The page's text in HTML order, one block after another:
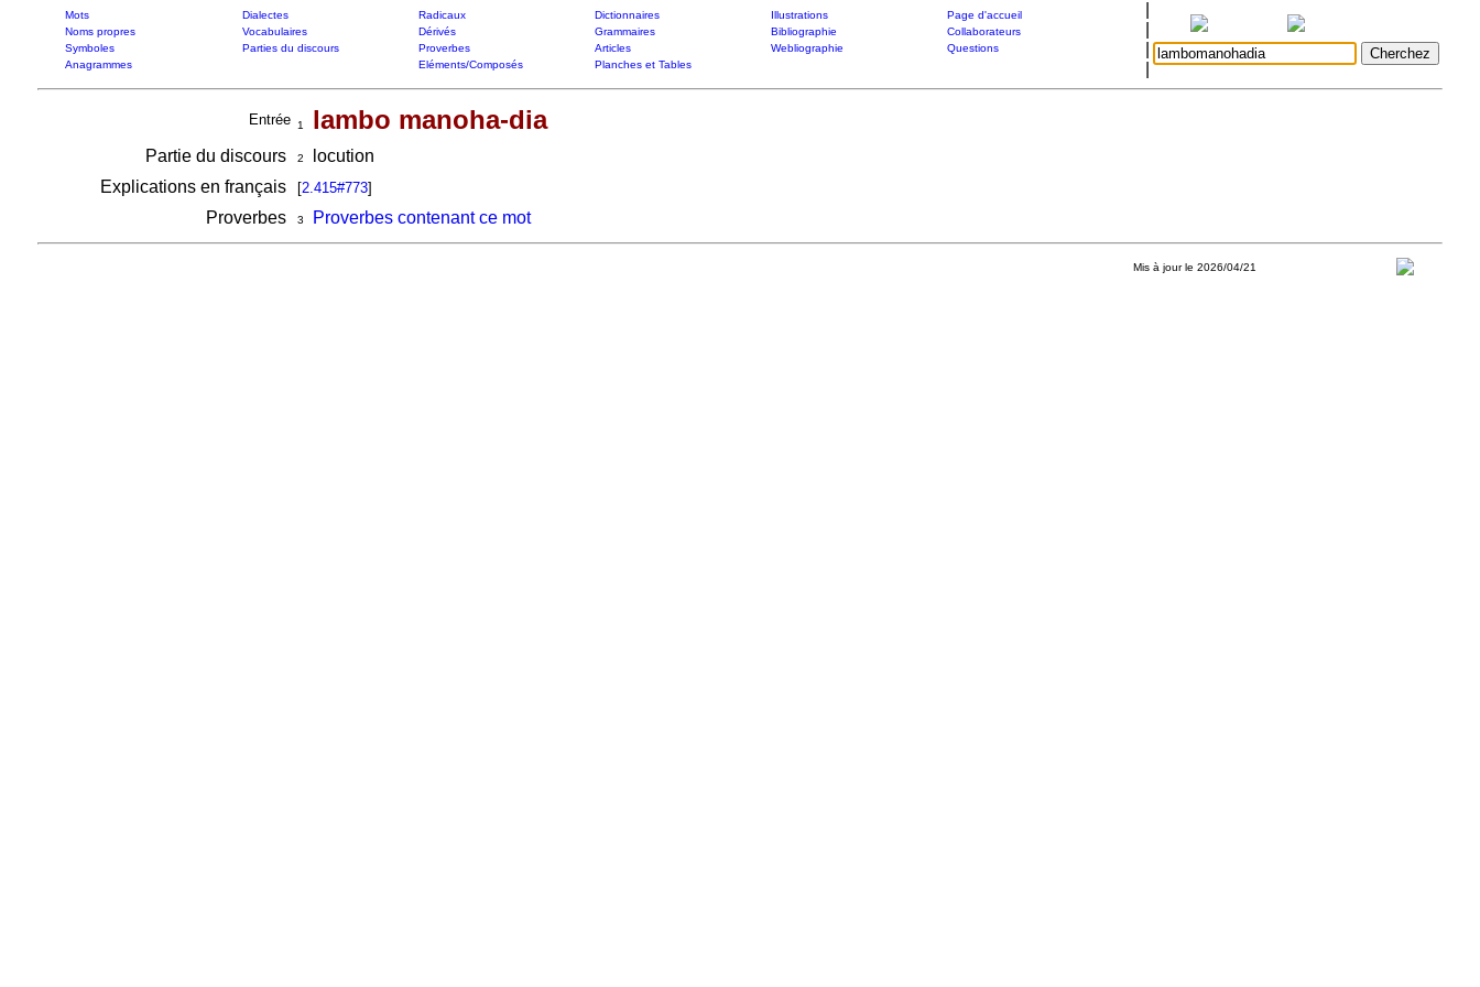
Mots Dialectes Radicaux Dictionnaires Illustrations
Page d'accueil
Noms propres
Vocabulaires Dérivés Grammaires Bibliographie
Collaborateurs
Symboles
Parties du discours Proverbes Articles Webliographie
Questions
Anagrammes
Eléments/Composés Planches et Tables
Entrée 1 lambo manoha-dia
Partie du discours 2
locution
Explications en français
[2.415#773]
Proverbes 3 Proverbes contenant ce mot
Mis à jour le 2026/04/21